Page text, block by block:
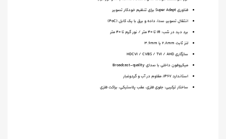
فناوری Super Adapt برای تنظیم خودکار تصویر
انتقال تصویر، صدا، داده و برق با یک کابل (PoC)
برد دید در شب: IR تا ۴۰ متر / نور گرم تا ۴۰ متر
لنز ثابت ۲.۸mm یا ۳.۶mm
سازگاری HDCVI / CVBS / TVI / AHD
میکروفون داخلی با صدای Broadcast-quality
استاندارد IP67، مقاوم در آب و گردوغبار
ساختار ترکیبی: جلوی فلزی، عقب پلاستیکی، براکت فلزی